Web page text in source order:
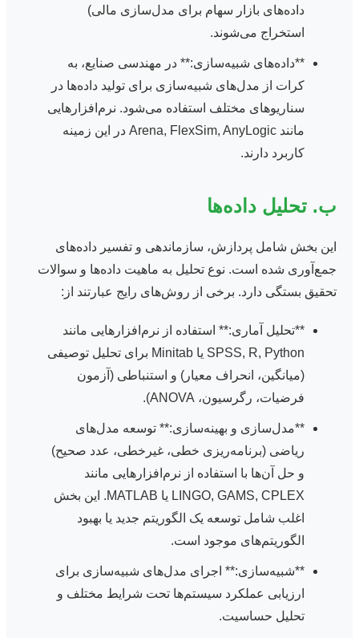
داده‌های بازار سهام برای مدل‌سازی مالی)
استخراج می‌شوند.
**داده‌های شبیه‌سازی:** در مهندسی صنایع، به
کرات از مدل‌های شبیه‌سازی برای تولید داده‌ها در
سناریوهای مختلف استفاده می‌شود. نرم‌افزارهایی
مانند Arena, FlexSim, AnyLogic در این زمینه
کاربرد دارند.
ب. تحلیل داده‌ها
این بخش شامل پردازش، سازماندهی و تفسیر داده‌های
جمع‌آوری شده است. نوع تحلیل به ماهیت داده‌ها و سوالات
تحقیق بستگی دارد. برخی از روش‌های رایج عبارتند از:
**تحلیل آماری:** استفاده از نرم‌افزارهایی مانند
SPSS, R, Python یا Minitab برای تحلیل توصیفی
(میانگین، انحراف معیار) و استنباطی (آزمون
فرضیات، رگرسیون، ANOVA).
**مدل‌سازی و بهینه‌سازی:** توسعه مدل‌های
ریاضی (برنامه‌ریزی خطی، غیرخطی، عدد صحیح)
و حل آن‌ها با استفاده از نرم‌افزارهایی مانند
LINGO, GAMS, CPLEX یا MATLAB. این بخش
اغلب شامل توسعه یک الگوریتم جدید یا بهبود
الگوریتم‌های موجود است.
**شبیه‌سازی:** اجرای مدل‌های شبیه‌سازی برای
ارزیابی عملکرد سیستم‌ها تحت شرایط مختلف و
تحلیل حساسیت.